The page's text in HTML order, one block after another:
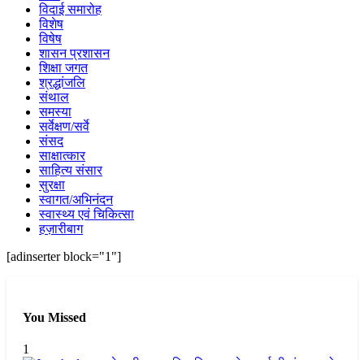
विदाई समारोह
विशेष
विषेष
शासन प्रशासन
शिक्षा जगत
श्रद्धांजलि
संथाल
समस्या
सर्वेक्षण/सर्वे
संसद
साक्षात्कार
साहित्य संसार
सुरक्षा
स्वागत/अभिनंदन
स्वास्थ्य एवं चिकित्सा
हज़ारीबाग
[adinserter block="1"]
You Missed
1